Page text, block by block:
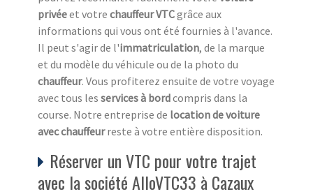
privéeet votre chauffeur VTCgrâce aux
informations qui vous ont été fournies à l'avance.
Il peut s'agir de l'immatriculation, de la marque
et du modèle du véhicule ou de la photo du
chauffeur. Vous profiterez ensuite de votre voyage
avec tous les services à bordcompris dans la
course. Notre entreprise de location de voiture
avec chauffeurreste à votre entière disposition.
Réserver un VTC pour votre trajet
avec la société AlloVTC33 à Cazaux